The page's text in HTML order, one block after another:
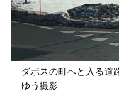
ダボスの町へと入る道
ゆう撮影